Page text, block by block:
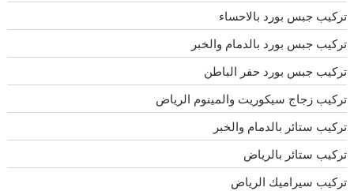
تركيب جبس بورد بالاحساء
تركيب جبس بورد بالدمام والخبر
تركيب جبس بورد حفر الباطن
تركيب زجاج سيكوريت والمينوم الرياض
تركيب ستائر بالدمام والخبر
تركيب ستائر بالرياض
تركيب سيراميك الرياض